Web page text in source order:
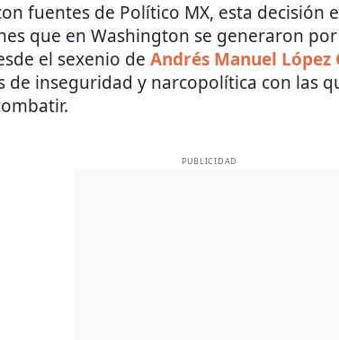
fuentes de Político MX, esta decisión
que en Washington se generaron
el sexenio de Andrés Manuel López
de inseguridad y narcopolítica con las
PUBLICIDAD